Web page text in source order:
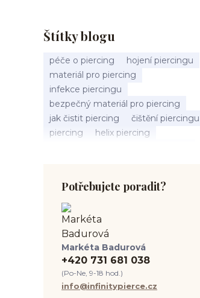
Štítky blogu
péče o piercing
hojení piercingu
materiál pro piercing
infekce piercingu
bezpečný materiál pro piercing
jak čistit piercing
čištění piercingu
piercing
helix piercing
septum piercing
módní piercing
intimní piercing
tipy pro piercing
piercing pro začátečníky
body piercing
ušní piercing
piercing rady
nový piercing
piercing ucha
chirurgická ocel 316L
první piercing
Potřebujete poradit?
Markéta Badurová
+420 731 681 038
(Po-Ne, 9-18 hod.)
info@infinitypierce.cz